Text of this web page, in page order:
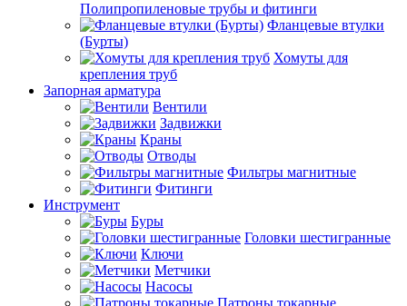
Полипропиленовые трубы и фитинги
Фланцевые втулки
(Бурты)
Хомуты для
крепления труб
Запорная арматура
Вентили
Задвижки
Краны
Отводы
Фильтры магнитные
Фитинги
Инструмент
Буры
Головки шестигранные
Ключи
Метчики
Насосы
Патроны токарные